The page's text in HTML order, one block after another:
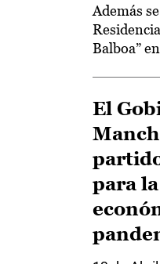
Además
Balboa”
El
para